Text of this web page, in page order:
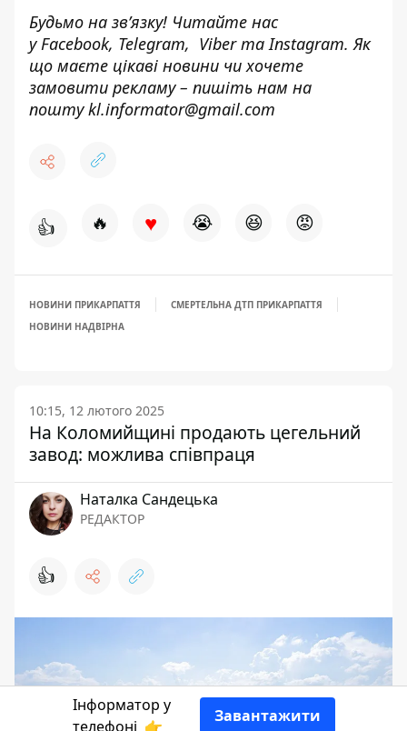
Будьмо на зв’язку! Читайте нас
уFacebook, Telegram, ViberтаInstagram. Як
що маєте цікаві новини чи хочете
замовити рекламу – пишіть нам на
поштуkl.informator@gmail.com
👍 🔥 ♥ 😭 😆 😡
НОВИНИ ПРИКАРПАТТЯ
СМЕРТЕЛЬНА ДТП ПРИКАРПАТТЯ
НОВИНИ НАДВІРНА
10:15, 12 лютого 2025
На Коломийщині продають цегельний
завод: можлива співпраця
Наталка Сандецька
РЕДАКТОР
👍
Інформатор у
телефоні 👉
Завантажити